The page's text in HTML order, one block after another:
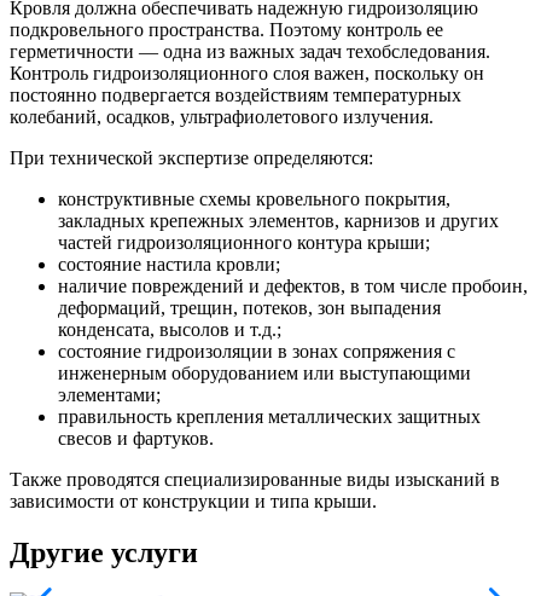
Кровля должна обеспечивать надежную гидроизоляцию
подкровельного пространства. Поэтому контроль ее
герметичности — одна из важных задач техобследования.
Контроль гидроизоляционного слоя важен, поскольку он
постоянно подвергается воздействиям температурных
колебаний, осадков, ультрафиолетового излучения.
При технической экспертизе определяются:
конструктивные схемы кровельного покрытия,
закладных крепежных элементов, карнизов и других
частей гидроизоляционного контура крыши;
состояние настила кровли;
наличие повреждений и дефектов, в том числе пробоин,
деформаций, трещин, потеков, зон выпадения
конденсата, высолов и т.д.;
состояние гидроизоляции в зонах сопряжения с
инженерным оборудованием или выступающими
элементами;
правильность крепления металлических защитных
свесов и фартуков.
Также проводятся специализированные виды изысканий в
зависимости от конструкции и типа крыши.
Другие услуги